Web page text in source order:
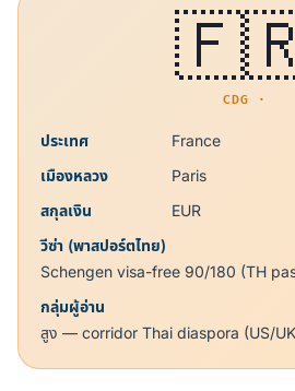
CDG ·
ประเทศ
France
เมืองหลวง
Paris
สกุลเงิน
EUR
วีซ่า (พาสปอร์ตไทย)
Schengen visa-free 90/180 (TH
กลุ่มผู้อ่าน
สูง — corridor Thai diaspora (US/